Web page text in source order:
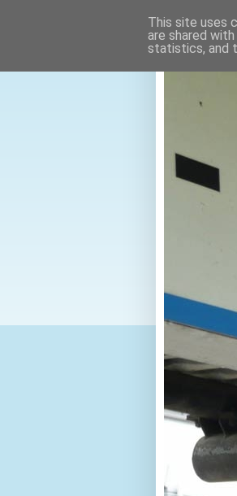
This site uses
are shared
statistics, and